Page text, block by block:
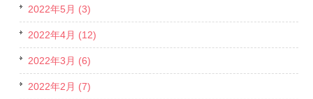
2022年5月 (3)
2022年4月 (12)
2022年3月 (6)
2022年2月 (7)